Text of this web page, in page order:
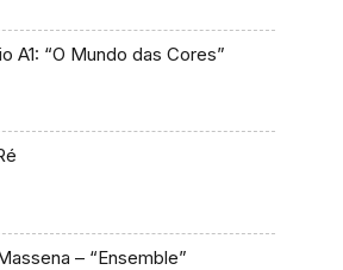
A1: “O Mundo das Cores”
– “Ensemble”